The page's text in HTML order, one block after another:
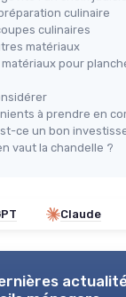
BIEN NOTÉ
Toxique
FSCpour une
Rainure pour
culinaire
culinaires
matériaux
pour
à prendre en
ce un bon
vaut la chandelle ?
Claude